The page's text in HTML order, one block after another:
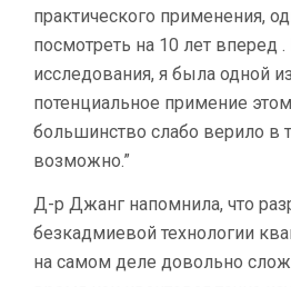
практического применения,
посмотреть на 10 лет вперед
исследования, я была одной
потенциальное примение
большинство слабо верило в
возможно.”
Д-р Джанг напомнила, что
безкадмиевой технологии
на самом деле довольно